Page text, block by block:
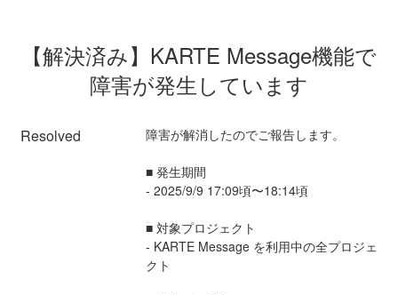
【解決済み】KARTE Message機能で
障害が発生しています
Resolved 障害が解消したのでご報告します。
■ 発生期間
- 2025/9/9 17:09頃〜18:14頃
■ 対象プロジェクト
- KARTE Message を利用中の全プロジェ
クト